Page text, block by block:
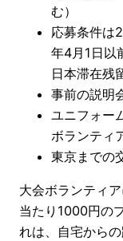
む）
応募条件は
年4月1日以
日本滞在残
事前の説明
ユニフォー
ボランティ
東京までの
大会ボランティ
当たり1000円の
れは、自宅から